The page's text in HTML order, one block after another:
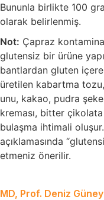
Bununla birlikte 100
olarak belirlenmiş.
Not: Çapraz
glutensiz bir ürüne
bantlardan gluten
üretilen kabartma tozu,
unu, kakao, pudra
kreması, bitter
bulaşma ihtimali
açıklamasında
etmeniz önerilir.
MD, Prof. Deniz